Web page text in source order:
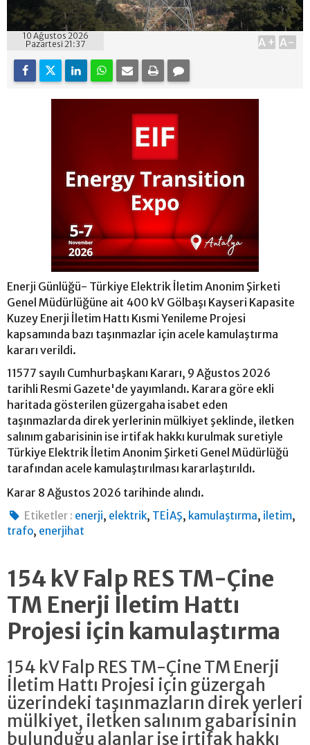
10 Ağustos 2026
Pazartesi 21:37
A+ A-
Enerji Günlüğü- Türkiye Elektrik İletim Anonim Şirketi
Genel Müdürlüğüne ait 400 kV Gölbaşı Kayseri Kapasite
Kuzey Enerji İletim Hattı Kısmi Yenileme Projesi
kapsamında bazı taşınmazlar için acele kamulaştırma
kararı verildi.
11577 sayılı Cumhurbaşkanı Kararı, 9 Ağustos 2026
tarihli Resmi Gazete'de yayımlandı. Karara göre ekli
haritada gösterilen güzergaha isabet eden
taşınmazlarda direk yerlerinin mülkiyet şeklinde, iletken
salınım gabarisinin ise irtifak hakkı kurulmak suretiyle
Türkiye Elektrik İletim Anonim Şirketi Genel Müdürlüğü
tarafından acele kamulaştırılması kararlaştırıldı.
Karar 8 Ağustos 2026 tarihinde alındı.
Etiketler : enerji, elektrik, TEİAŞ, kamulaştırma, iletim,
trafo, enerjihat
154 kV Falp RES TM-Çine
TM Enerji İletim Hattı
Projesi için kamulaştırma
154 kV Falp RES TM-Çine TM Enerji
İletim Hattı Projesi için güzergah
üzerindeki taşınmazların direk yerleri
mülkiyet, iletken salınım gabarisinin
bulunduğu alanlar ise irtifak hakkı